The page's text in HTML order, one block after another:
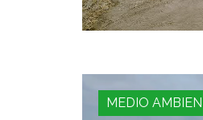
MEDIO